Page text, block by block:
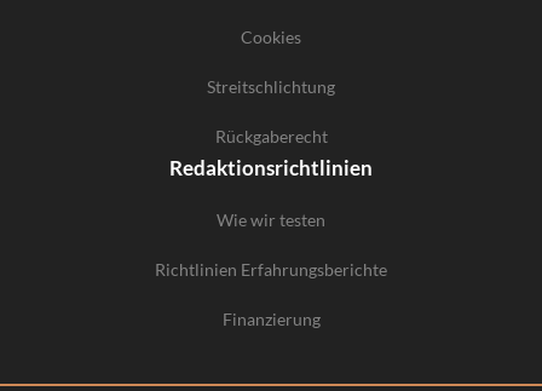
Cookies
Streitschlichtung
Rückgaberecht
Redaktionsrichtlinien
Wie wir testen
Richtlinien Erfahrungsberichte
Finanzierung